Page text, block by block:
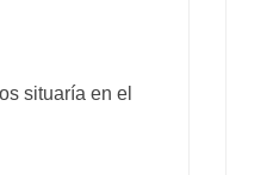
situaría en el